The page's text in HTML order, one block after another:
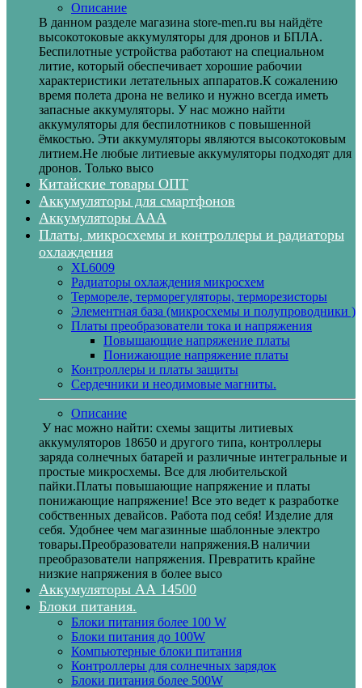
Описание
В данном разделе магазина store-men.ru вы найдёте
высокотоковые аккумуляторы для дронов и БПЛА.
Беспилотные устройства работают на специальном
литие, который обеспечивает хорошие рабочии
характеристики летательных аппаратов.К сожалению
время полета дрона не велико и нужно всегда иметь
запасные аккумуляторы. У нас можно найти
аккумуляторы для беспилотников с повышенной
ёмкостью. Эти аккумуляторы являются высокотоковым
литием.Не любые литиевые аккумуляторы подходят для
дронов. Только высо
Китайские товары ОПТ
Аккумуляторы для смартфонов
Аккумуляторы ААА
Платы, микросхемы и контроллеры и радиаторы
охлаждения
XL6009
Радиаторы охлаждения микросхем
Термореле, терморегуляторы, терморезисторы
Элементная база (микросхемы и полупроводники )
Платы преобразователи тока и напряжения
Повышающие напряжение платы
Понижающие напряжение платы
Контроллеры и платы защиты
Сердечники и неодимовые магниты.
Описание
У нас можно найти: схемы защиты литиевых
аккумуляторов 18650 и другого типа, контроллеры
заряда солнечных батарей и различные интегральные и
простые микросхемы. Все для любительской
пайки.Платы повышающие напряжение и платы
понижающие напряжение! Все это ведет к разработке
собственных девайсов. Работа под себя! Изделие для
себя. Удобнее чем магазинные шаблонные электро
товары.Преобразователи напряжения.В наличии
преобразователи напряжения. Превратить крайне
низкие напряжения в более высо
Аккумуляторы АА 14500
Блоки питания.
Блоки питания более 100 W
Блоки питания до 100W
Компьютерные блоки питания
Контроллеры для солнечных зарядок
Блоки питания более 500W